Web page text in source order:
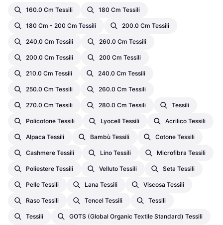
160.0 Cm Tessili 180 Cm Tessili
180 Cm - 200 Cm Tessili 200.0 Cm Tessili
240.0 Cm Tessili 260.0 Cm Tessili
200.0 Cm Tessili 200 Cm Tessili
210.0 Cm Tessili 240.0 Cm Tessili
250.0 Cm Tessili 260.0 Cm Tessili
270.0 Cm Tessili 280.0 Cm Tessili Tessili
Policotone Tessili Lyocell Tessili Acrilico Tessili
Alpaca Tessili Bambù Tessili Cotone Tessili
Cashmere Tessili Lino Tessili Microfibra Tessili
Poliestere Tessili Velluto Tessili Seta Tessili
Pelle Tessili Lana Tessili Viscosa Tessili
Raso Tessili Tencel Tessili Tessili
Tessili GOTS (Global Organic Textile Standard) Tessili